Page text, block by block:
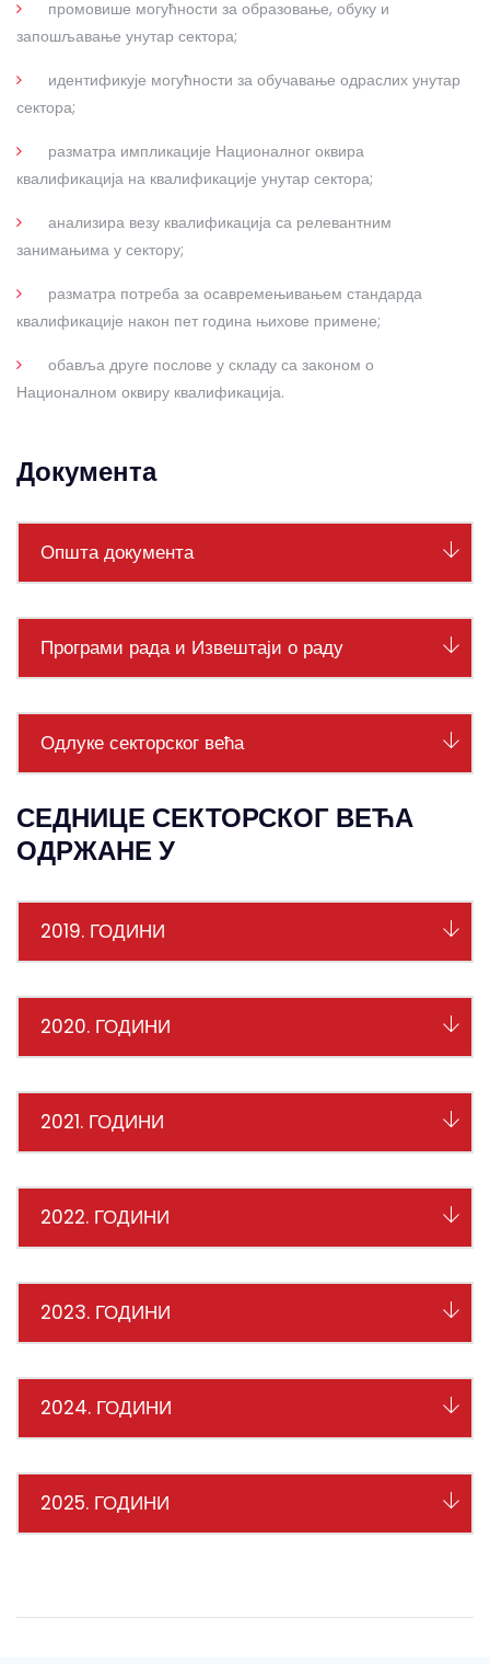
промовише могућности за образовање, обуку и
запошљавање унутар сектора;
идентификује могућности за обучавање одраслих унутар
сектора;
разматра импликације Националног оквира
квалификација на квалификације унутар сектора;
анализира везу квалификација са релевантним
занимањима у сектору;
разматра потреба за осавремењивањем стандарда
квалификације након пет година њихове примене;
обавља друге послове у складу са законом о
Националном оквиру квалификација.
Документа
Општа документа
Програми рада и Извештаји о раду
Одлуке секторског већа
СЕДНИЦЕ СЕКТОРСКОГ ВЕЋА
ОДРЖАНЕ У
2019. ГОДИНИ
2020. ГОДИНИ
2021. ГОДИНИ
2022. ГОДИНИ
2023. ГОДИНИ
2024. ГОДИНИ
2025. ГОДИНИ